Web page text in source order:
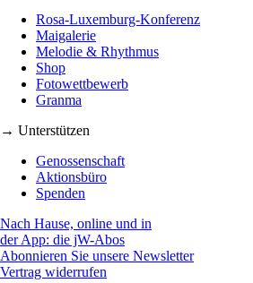
Rosa-Luxemburg-Konferenz
Maigalerie
Melodie & Rhythmus
Shop
Fotowettbewerb
Granma
→ Unterstützen
Genossenschaft
Aktionsbüro
Spenden
Nach Hause, online und in
der App: die jW-Abos
Abonnieren Sie unsere Newsletter
Vertrag widerrufen